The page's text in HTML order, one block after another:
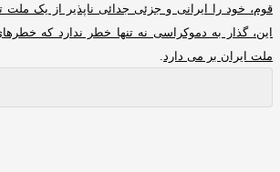
قوم، خود را ایرانی و جزئی جدائی ناپذیر از یک ملت
این، گذار به دموکراسی نه تنها خطر ندارد که
ملت ایران بر می دارد